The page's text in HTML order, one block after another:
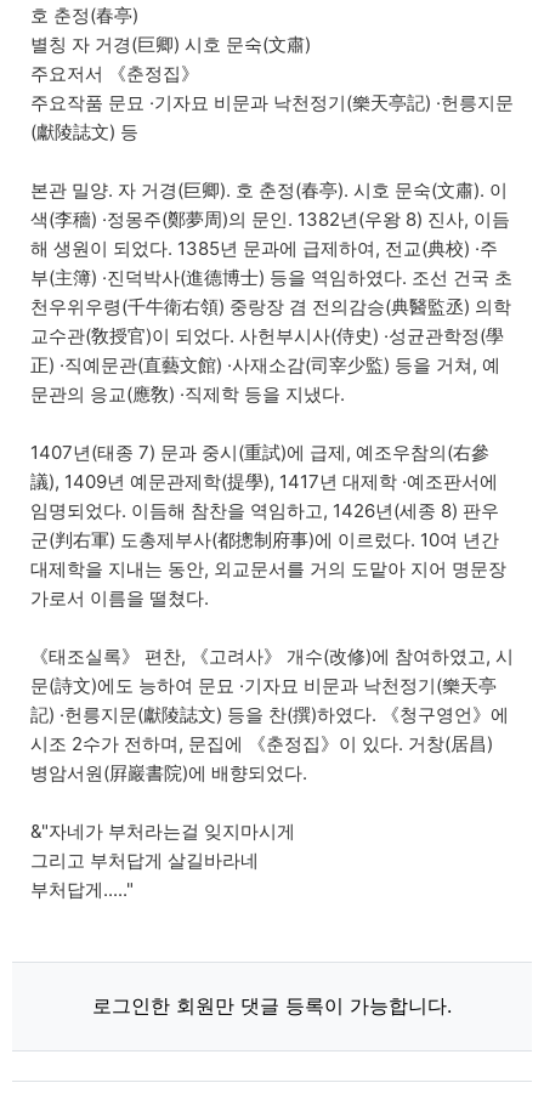
호 춘정(春亭)
별칭 자 거경(巨卿) 시호 문숙(文肅)
주요저서 《춘정집》
주요작품 문묘 ·기자묘 비문과 낙천정기(樂天亭記) ·헌릉지문
(獻陵誌文) 등
본관 밀양. 자 거경(巨卿). 호 춘정(春亭). 시호 문숙(文肅). 이
색(李穡) ·정몽주(鄭夢周)의 문인. 1382년(우왕 8) 진사, 이듬
해 생원이 되었다. 1385년 문과에 급제하여, 전교(典校) ·주
부(主簿) ·진덕박사(進德博士) 등을 역임하였다. 조선 건국 초
천우위우령(千牛衛右領) 중랑장 겸 전의감승(典醫監丞) 의학
교수관(敎授官)이 되었다. 사헌부시사(侍史) ·성균관학정(學
正) ·직예문관(直藝文館) ·사재소감(司宰少監) 등을 거쳐, 예
문관의 응교(應敎) ·직제학 등을 지냈다.
1407년(태종 7) 문과 중시(重試)에 급제, 예조우참의(右參
議), 1409년 예문관제학(提學), 1417년 대제학 ·예조판서에
임명되었다. 이듬해 참찬을 역임하고, 1426년(세종 8) 판우
군(判右軍) 도총제부사(都摠制府事)에 이르렀다. 10여 년간
대제학을 지내는 동안, 외교문서를 거의 도맡아 지어 명문장
가로서 이름을 떨쳤다.
《태조실록》 편찬, 《고려사》 개수(改修)에 참여하였고, 시
문(詩文)에도 능하여 문묘 ·기자묘 비문과 낙천정기(樂天亭
記) ·헌릉지문(獻陵誌文) 등을 찬(撰)하였다. 《청구영언》에
시조 2수가 전하며, 문집에 《춘정집》이 있다. 거창(居昌)
병암서원(屛巖書院)에 배향되었다.
&"자네가 부처라는걸 잊지마시게
그리고 부처답게 살길바라네
부처답게....."
로그인한 회원만 댓글 등록이 가능합니다.